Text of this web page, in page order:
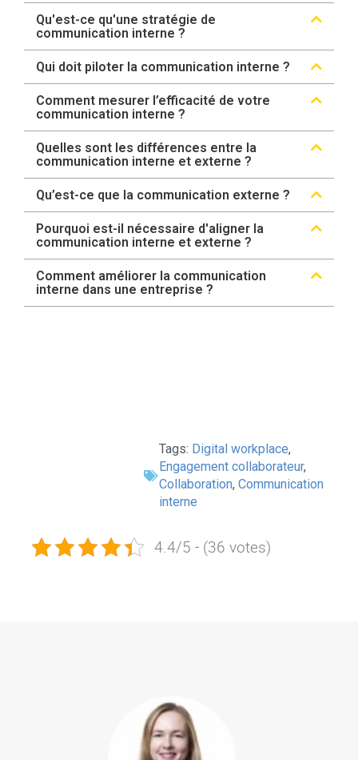
Qu'est-ce qu'une stratégie de
communication interne ?
Qui doit piloter la communication interne ?
Comment mesurer l’efficacité de votre
communication interne ?
Quelles sont les différences entre la
communication interne et externe ?
Qu’est-ce que la communication externe ?
Pourquoi est-il nécessaire d'aligner la
communication interne et externe ?
Comment améliorer la communication
interne dans une entreprise ?
Tags: Digital workplace,
Engagement collaborateur,
Collaboration, Communication
interne
4.4/5 - (36 votes)